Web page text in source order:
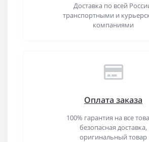
Доставка по всей
транспортными и
компаниями
Оплата заказа
100% гарантия на все
безопасная доставка,
оригинальный товар